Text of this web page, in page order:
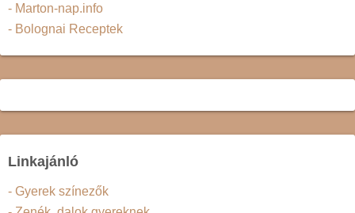
- Marton-nap.info
- Bolognai Receptek
Linkajánló
- Gyerek színezők